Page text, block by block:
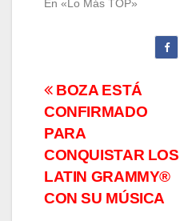
En «Lo Más TOP»
de
entradas
BOZA ESTÁ
CONFIRMADO
PARA
CONQUISTAR LOS
LATIN GRAMMY®
CON SU MÚSICA